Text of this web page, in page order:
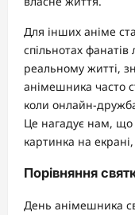
Для інших аніме
спільнотах
реальному житті,
анімешника часто
коли онлайн-
Це нагадує нам,
картинка на
Порівняння
День анімешника